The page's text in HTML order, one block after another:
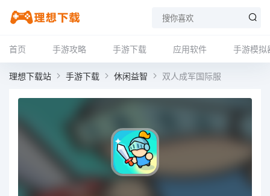
首页 手游攻略 手游下载 应用软件 手游模拟
理想下载站 手游下载 休闲益智 双人成军国际服